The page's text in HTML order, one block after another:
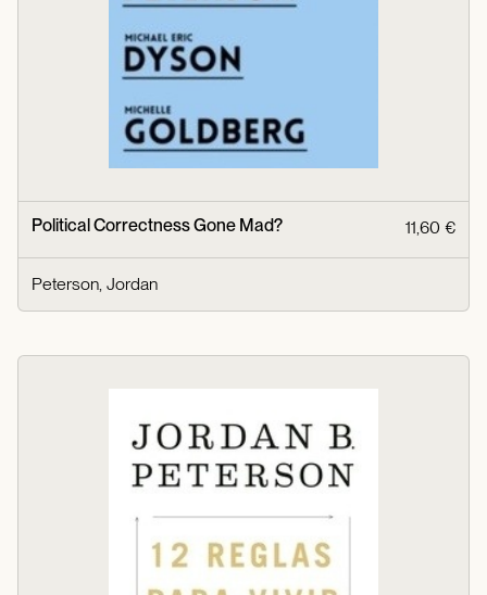
Political Correctness Gone Mad? 11,60 €
Peterson, Jordan